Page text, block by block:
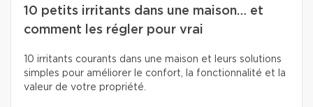
10 petits irritants dans une maison… et
comment les régler pour vrai
10 irritants courants dans une maison et leurs solutions
simples pour améliorer le confort, la fonctionnalité et la
valeur de votre propriété.